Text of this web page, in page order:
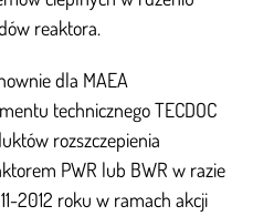
reaktora.
dla MAEA
technicznego TECDOC
rozszczepienia
PWR lub BWR w razie
2012 roku w ramach akcji